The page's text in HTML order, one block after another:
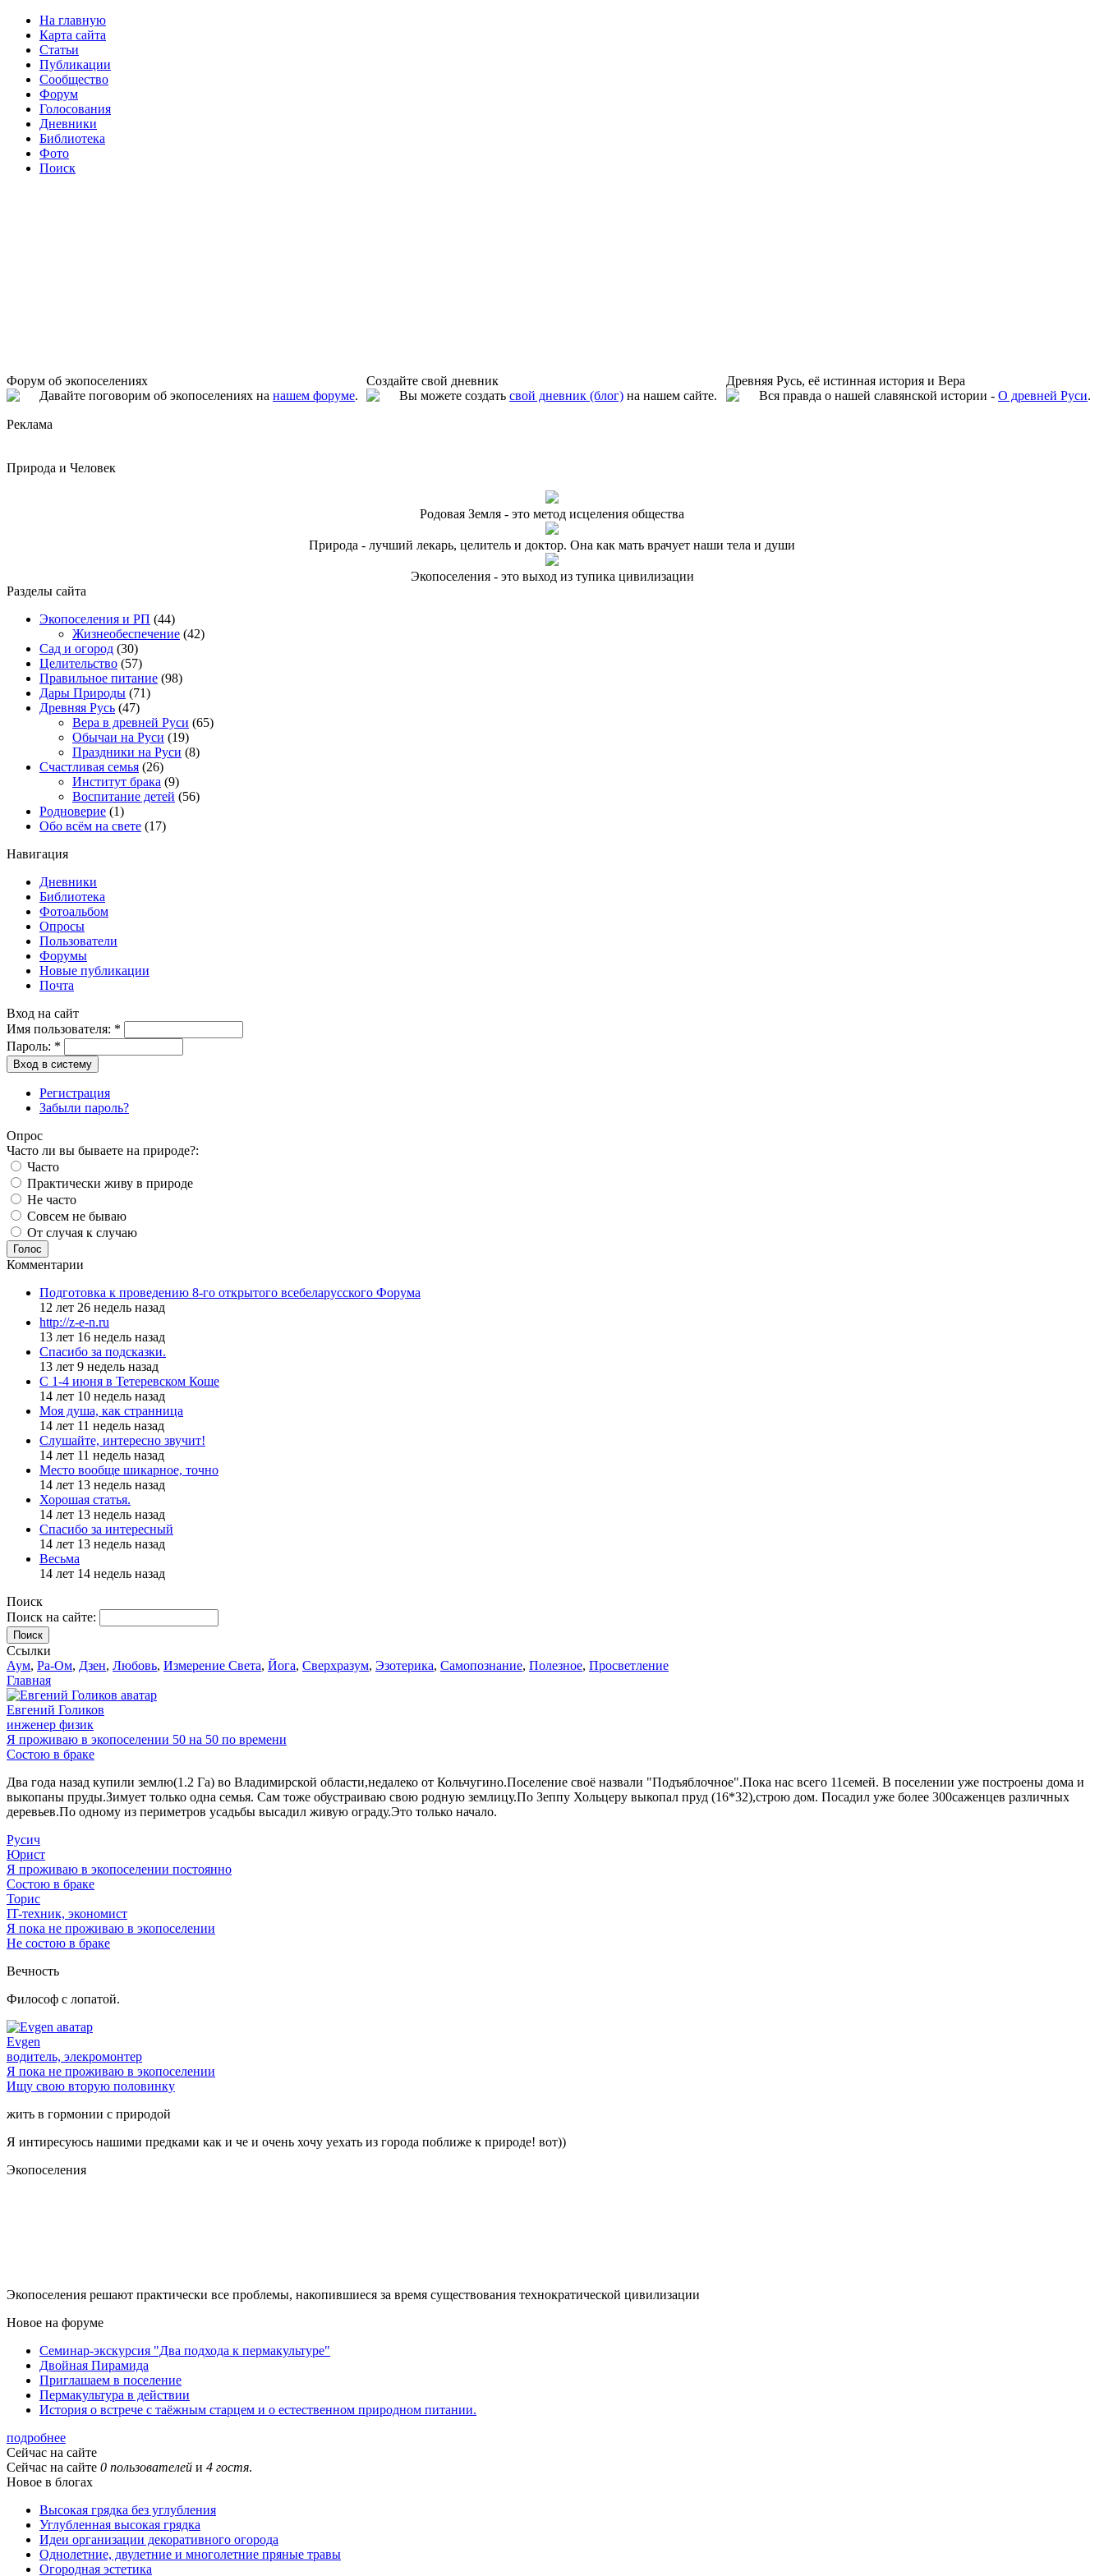
На главную
Карта сайта
Статьи
Публикации
Сообщество
Форум
Голосования
Дневники
Библиотека
Фото
Поиск
Форум об экопоселениях
Давайте поговорим об экопоселениях на нашем форуме.
Создайте свой дневник
Вы можете создать свой дневник (блог) на нашем сайте.
Древняя Русь, её истинная история и Вера
Вся правда о нашей славянской истории - О древней Руси.
Реклама
Природа и Человек
Родовая Земля - это метод исцеления общества
Природа - лучший лекарь, целитель и доктор. Она как мать врачует наши тела и души
Экопоселения - это выход из тупика цивилизации
Разделы сайта
Экопоселения и РП (44)
Жизнеобеспечение (42)
Сад и огород (30)
Целительство (57)
Правильное питание (98)
Дары Природы (71)
Древняя Русь (47)
Вера в древней Руси (65)
Обычаи на Руси (19)
Праздники на Руси (8)
Счастливая семья (26)
Институт брака (9)
Воспитание детей (56)
Родноверие (1)
Обо всём на свете (17)
Навигация
Дневники
Библиотека
Фотоальбом
Опросы
Пользователи
Форумы
Новые публикации
Почта
Вход на сайт
Имя пользователя: *
Пароль: *
Вход в систему
Регистрация
Забыли пароль?
Опрос
Часто ли вы бываете на природе?:
Часто
Практически живу в природе
Не часто
Совсем не бываю
От случая к случаю
Голос
Комментарии
Подготовка к проведению 8-го открытого всебеларусского Форума
12 лет 26 недель назад
http://z-e-n.ru
13 лет 16 недель назад
Спасибо за подсказки.
13 лет 9 недель назад
С 1-4 июня в Тетеревском Коше
14 лет 10 недель назад
Моя душа, как странница
14 лет 11 недель назад
Слушайте, интересно звучит!
14 лет 11 недель назад
Место вообще шикарное, точно
14 лет 13 недель назад
Хорошая статья.
14 лет 13 недель назад
Спасибо за интересный
14 лет 13 недель назад
Весьма
14 лет 14 недель назад
Поиск
Поиск на сайте:
Поиск
Ссылки
Аум, Ра-Ом, Дзен, Любовь, Измерение Света, Йога, Сверхразум, Эзотерика, Самопознание, Полезное, Просветление
Главная
Евгений Голиков
инженер физик
Я проживаю в экопоселении 50 на 50 по времени
Состою в браке
Два года назад купили землю(1.2 Га) во Владимирской области,недалеко от Кольчугино.Поселение своё назвали "Подъяблочное".Пока нас всего 11семей. В поселении уже построены дома и
выкопаны пруды.Зимует только одна семья. Сам тоже обустраиваю свою родную землицу.По Зеппу Хольцеру выкопал пруд (16*32),строю дом. Посадил уже более 300саженцев различных
деревьев.По одному из периметров усадьбы высадил живую ограду.Это только начало.
Русич
Юрист
Я проживаю в экопоселении постоянно
Состою в браке
Торис
IT-техник, экономист
Я пока не проживаю в экопоселении
Не состою в браке
Вечность
Философ с лопатой.
Evgen
водитель, элекромонтер
Я пока не проживаю в экопоселении
Ищу свою вторую половинку
жить в гормонии с природой
Я интиресуюсь нашими предками как и че и очень хочу уехать из города поближе к природе! вот))
Экопоселения
Экопоселения решают практически все проблемы, накопившиеся за время существования технократической цивилизации
Новое на форуме
Семинар-экскурсия "Два подхода к пермакультуре"
Двойная Пирамида
Приглашаем в поселение
Пермакультура в действии
История о встрече с таёжным старцем и о естественном природном питании.
подробнее
Сейчас на сайте
Сейчас на сайте 0 пользователей и 4 гостя.
Новое в блогах
Высокая грядка без углубления
Углубленная высокая грядка
Идеи организации декоративного огорода
Однолетние, двулетние и многолетние пряные травы
Огородная эстетика